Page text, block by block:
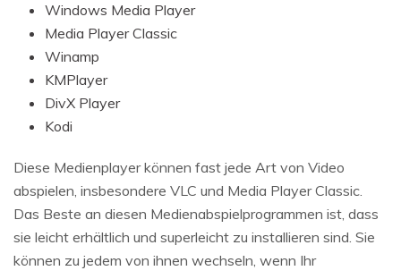
Windows Media Player
Media Player Classic
Winamp
KMPlayer
DivX Player
Kodi
Diese Medienplayer können fast jede Art von Video
abspielen, insbesondere VLC und Media Player Classic.
Das Beste an diesen Medienabspielprogrammen ist, dass
sie leicht erhältlich und superleicht zu installieren sind. Sie
können zu jedem von ihnen wechseln, wenn Ihr